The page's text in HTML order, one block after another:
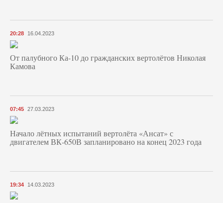
20:28 16.04.2023
От палубного Ка-10 до гражданских вертолётов Николая
Камова
07:45 27.03.2023
Начало лётных испытаний вертолёта «Ансат» с
двигателем ВК-650В запланировано на конец 2023 года
19:34 14.03.2023